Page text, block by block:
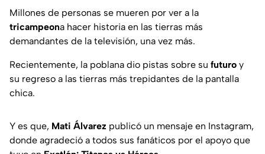
Millones de personas se mueren por ver a la
tricampeona hacer historia en las tierras más
demandantes de la televisión, una vez más.
Recientemente, la poblana dio pistas sobre su futuro y
su regreso a las tierras más trepidantes de la pantalla
chica.
Y es que, Mati Álvarez publicó un mensaje en Instagram,
donde agradeció a todos sus fanáticos por el apoyo que